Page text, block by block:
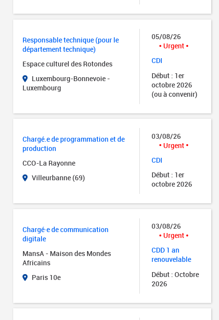
Responsable technique (pour le
département technique)
Espace culturel des Rotondes
Luxembourg-Bonnevoie -
Luxembourg
05/08/26
Urgent
CDI
Début : 1er
octobre 2026
(ou à convenir)
Chargé.e de programmation et de
production
CCO-La Rayonne
Villeurbanne (69)
03/08/26
Urgent
CDI
Début : 1er
octobre 2026
Chargé·e de communication
digitale
MansA - Maison des Mondes
Africains
Paris 10e
03/08/26
Urgent
CDD 1 an
renouvelable
Début : Octobre
2026